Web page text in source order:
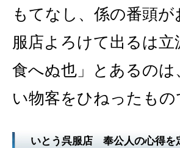
もてなし、係の番頭
服店よろけて出るは
食へぬ也」とあるの
い物客をひねったもの
いとう呉服店 奉公人の心得を